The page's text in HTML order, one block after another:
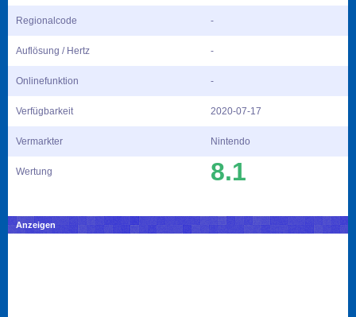
Regionalcode -
Auflösung / Hertz -
Onlinefunktion -
Verfügbarkeit 2020-07-17
Vermarkter Nintendo
Wertung 8.1
Anzeigen